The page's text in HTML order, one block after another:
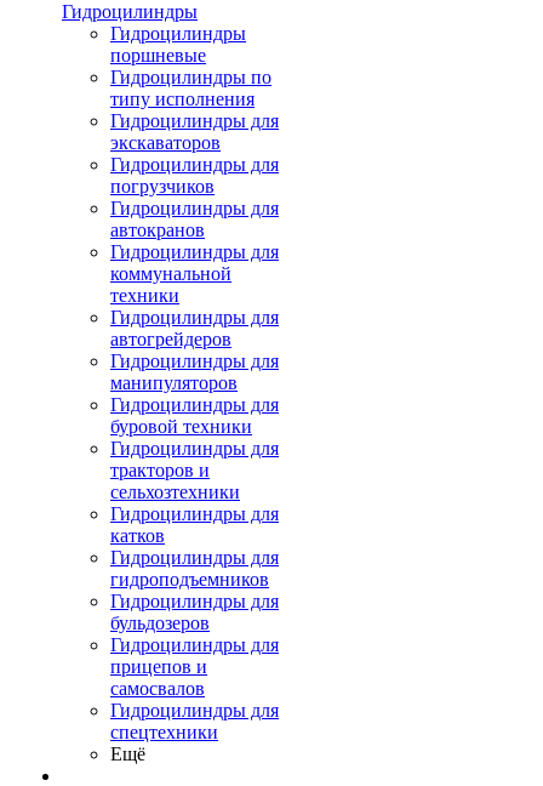
Гидроцилиндры
Гидроцилиндры
поршневые
Гидроцилиндры по
типу исполнения
Гидроцилиндры для
экскаваторов
Гидроцилиндры для
погрузчиков
Гидроцилиндры для
автокранов
Гидроцилиндры для
коммунальной
техники
Гидроцилиндры для
автогрейдеров
Гидроцилиндры для
манипуляторов
Гидроцилиндры для
буровой техники
Гидроцилиндры для
тракторов и
сельхозтехники
Гидроцилиндры для
катков
Гидроцилиндры для
гидроподъемников
Гидроцилиндры для
бульдозеров
Гидроцилиндры для
прицепов и
самосвалов
Гидроцилиндры для
спецтехники
Ещё